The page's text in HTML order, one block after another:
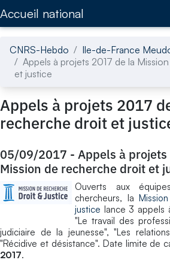
Accueil national
CNRS-Hebdo Ile-de-France
Appels à projets 2017 de la
et justice
Appels à projets 2017
recherche droit et
05/09/2017 - Appels à
Mission de recherche droit et
Ouverts aux
chercheurs, la
justice lance 3 appels
"Le travail des
judiciaire de la jeunesse", "Les
"Récidive et désistance". Date limite de
2017.